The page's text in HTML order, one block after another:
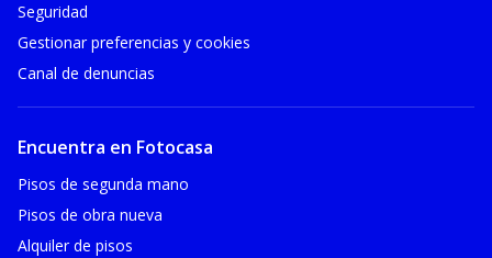
Seguridad
Gestionar preferencias y cookies
Canal de denuncias
Encuentra en Fotocasa
Pisos de segunda mano
Pisos de obra nueva
Alquiler de pisos